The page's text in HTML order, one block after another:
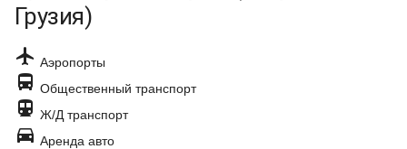
Грузия)
 Аэропорты
 Общественный транспорт
 Ж/Д транспорт
 Аренда авто